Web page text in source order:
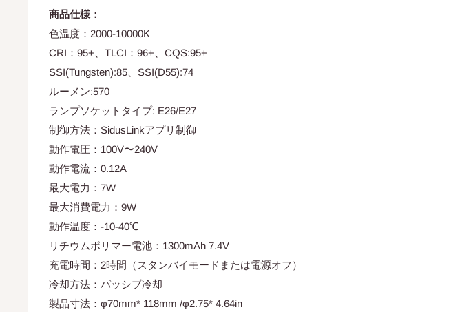
商品仕様：
色温度：2000-10000K
CRI：95+、TLCI：96+、CQS:95+
SSI(Tungsten):85、SSI(D55):74
ルーメン:570
ランプソケットタイプ: E26/E27
制御方法：SidusLinkアプリ制御
動作電圧：100V〜240V
動作電流：0.12A
最大電力：7W
最大消費電力：9W
動作温度：-10-40℃
リチウムポリマー電池：1300mAh 7.4V
充電時間：2時間（スタンバイモードまたは電源オフ）
冷却方法：パッシブ冷却
製品寸法：φ70mm* 118mm /φ2.75* 4.64in